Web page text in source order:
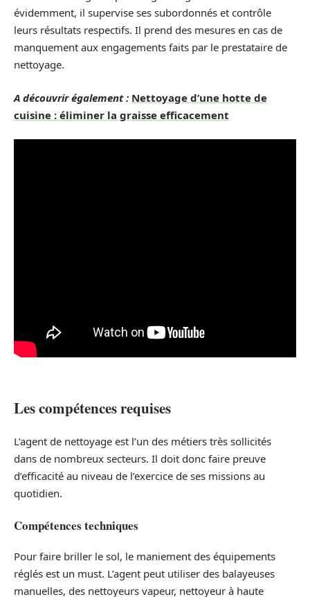
évidemment, il supervise ses subordonnés et contrôle
leurs résultats respectifs. Il prend des mesures en cas de
manquement aux engagements faits par le prestataire de
nettoyage.
A découvrir également : Nettoyage d’une hotte de
cuisine : éliminer la graisse efficacement
Les compétences requises
L’agent de nettoyage est l’un des métiers très sollicités
dans de nombreux secteurs. Il doit donc faire preuve
d’efficacité au niveau de l’exercice de ses missions au
quotidien.
Compétences techniques
Pour faire briller le sol, le maniement des équipements
réglés est un must. L’agent peut utiliser des balayeuses
manuelles, des nettoyeurs vapeur, nettoyeur à haute